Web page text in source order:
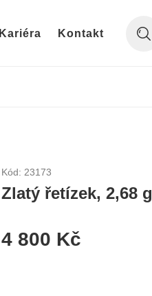
Kariéra Kontakt
Kód: 23173
Zlatý řetízek, 2,68 g
4 800 Kč